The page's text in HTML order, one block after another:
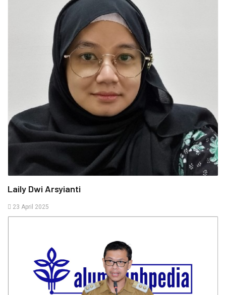
Laily Dwi Arsyianti
23 April 2025